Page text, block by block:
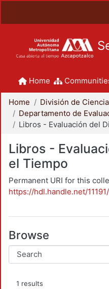
Home
Home
Libros -
el Tiempo
Permanent URI for this
https://hdl.handle.net/
Browse
1 results